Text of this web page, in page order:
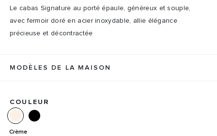
Le cabas Signature au porté épaule, généreux et souple,
avec fermoir doré en acier inoxydable, allie élégance
précieuse et décontractée
MODÈLES DE LA MAISON
COULEUR
Crème